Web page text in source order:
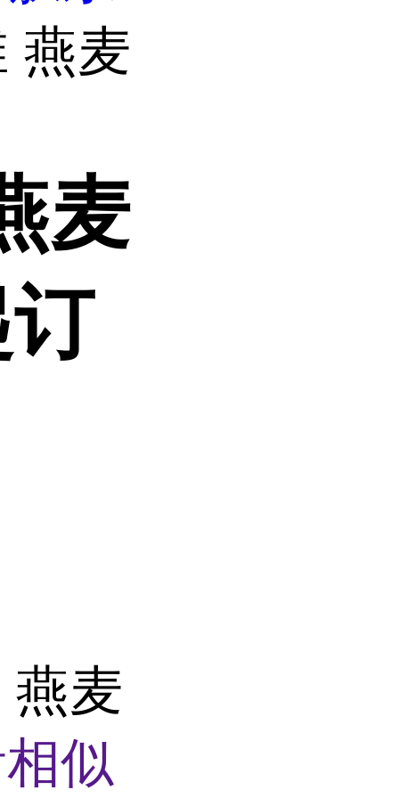
燕麦
麦
燕麦
似